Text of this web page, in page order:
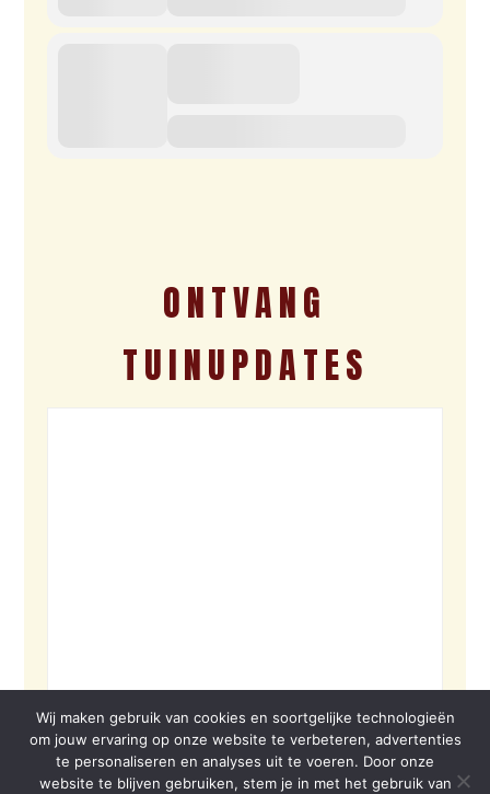
ONTVANG
TUINUPDATES
Wij maken gebruik van cookies en soortgelijke technologieën
om jouw ervaring op onze website te verbeteren, advertenties
te personaliseren en analyses uit te voeren. Door onze
website te blijven gebruiken, stem je in met het gebruik van